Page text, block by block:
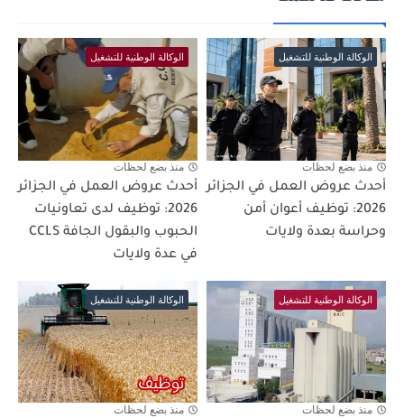
الوكالة الوطنية للتشغيل
منذ بضع لحظات
أحدث عروض العمل في الجزائر
2026: توظيف أعوان أمن
وحراسة بعدة ولايات
الوكالة الوطنية للتشغيل
منذ بضع لحظات
أحدث عروض العمل في الجزائر
2026: توظيف لدى تعاونيات
الحبوب والبقول الجافة CCLS
في عدة ولايات
الوكالة الوطنية للتشغيل
منذ بضع لحظات
الوكالة الوطنية للتشغيل
منذ بضع لحظات